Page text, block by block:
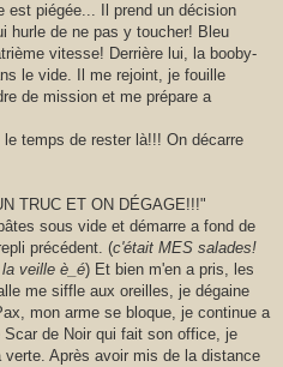
est piégée... Il prend un décision
hurle de ne pas y toucher! Bleu
vitesse! Derrière lui, la booby-
le vide. Il me rejoint, je fouille
de mission et me prépare a
temps de rester là!!! On décarre
TRUC ET ON DÉGAGE!!!"
sous vide et démarre a fond de
précédent. (c'était MES salades!
veille è_é) Et bien m'en a pris, les
me siffle aux oreilles, je dégaine
mon arme se bloque, je continue a
de Noir qui fait son office, je
Après avoir mis de la distance